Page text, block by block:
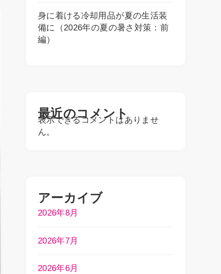
身に着ける冷却用品が夏の生活装
備に（2026年の夏の暑さ対策：前
編）
最近のコメント
表示できるコメントはありませ
ん。
アーカイブ
2026年8月
2026年7月
2026年6月